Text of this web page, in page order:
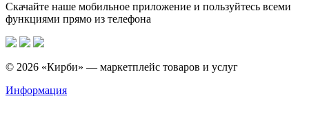
Скачайте наше мобильное приложение и пользуйтесь всеми
функциями прямо из телефона
© 2026 «Кирби» — маркетплейс товаров и услуг
Информация